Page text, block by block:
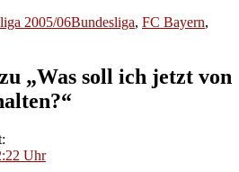
2005/06Schlagwörter
Bundesliga, FC Bayern,
„Was soll ich jetzt von
Uhr